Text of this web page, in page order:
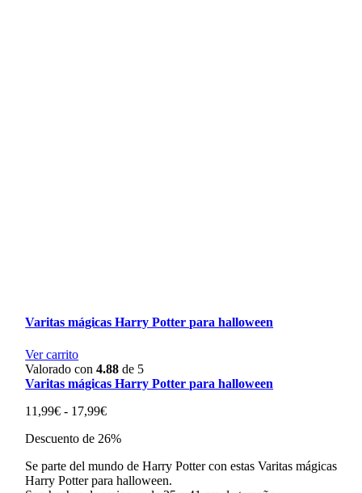
Varitas mágicas Harry Potter para halloween
Ver carrito
Valorado con4.88 de 5
Varitas mágicas Harry Potter para halloween
11,99€ - 17,99€Rango
precios:
11,99€
hasta
Descuento de 26%
Se parte del mundo de Harry Potter con estas Varitas mágicas
Harry Potter para halloween.